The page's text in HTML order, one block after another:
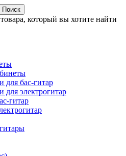
Поиск
который вы хотите найти
для бас-гитар
для электрогитар
гитар